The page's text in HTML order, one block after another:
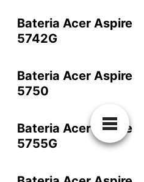
Bateria Acer Aspire
5742G
Bateria Acer Aspire
5750
Bateria Acer Aspire
5755G